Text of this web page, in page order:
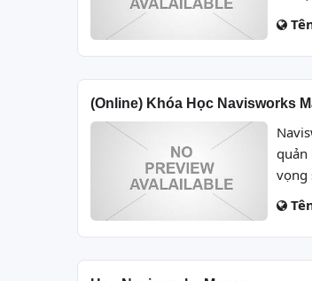
(Online) Khóa Học Navisworks
quản
vọng